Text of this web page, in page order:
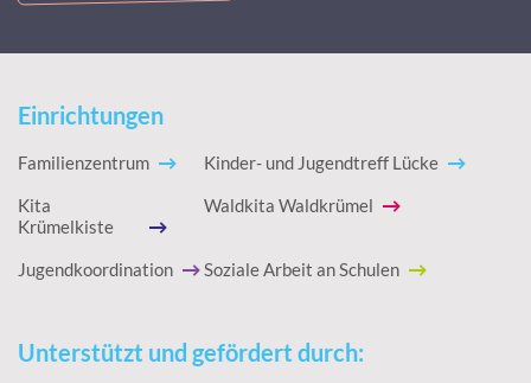
Einrichtungen
Familienzentrum
Kinder- und Jugendtreff Lücke
Kita
Krümelkiste
Waldkita Waldkrümel
Jugendkoordination Soziale Arbeit an Schulen
Unterstützt und gefördert durch: